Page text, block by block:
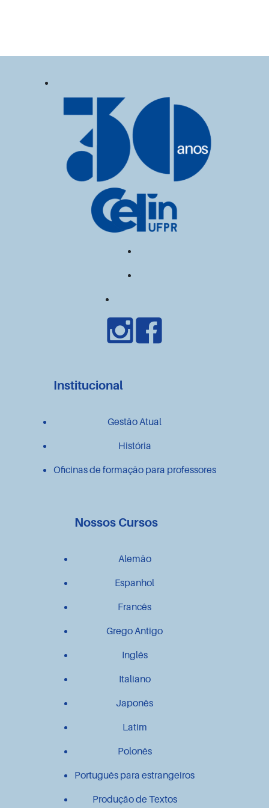
Institucional
Gestão Atual
História
Oficinas de formação para professores
Nossos Cursos
Alemão
Espanhol
Francês
Grego Antigo
Inglês
Italiano
Japonês
Latim
Polonês
Português para estrangeiros
Produção de Textos